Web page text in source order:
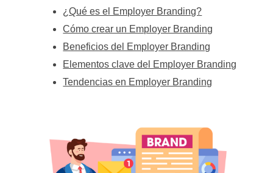
¿Qué es el Employer Branding?
Cómo crear un Employer Branding
Beneficios del Employer Branding
Elementos clave del Employer Branding
Tendencias en Employer Branding